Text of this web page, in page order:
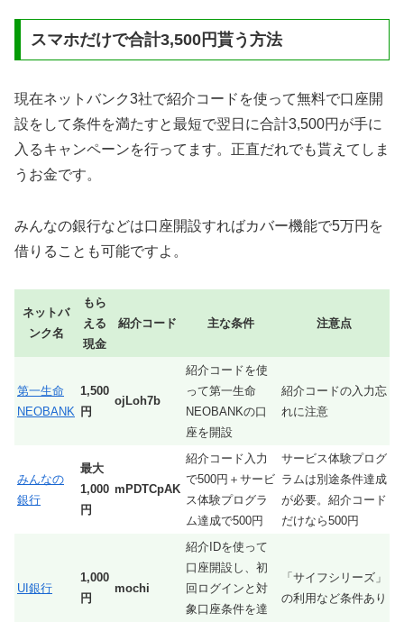
スマホだけで合計3,500円貰う方法
現在ネットバンク3社で紹介コードを使って無料で口座開
設をして条件を満たすと最短で翌日に合計3,500円が手に
入るキャンペーンを行ってます。正直だれでも貰えてしま
うお金です。
みんなの銀行などは口座開設すればカバー機能で5万円を
借りることも可能ですよ。
ネットバ
ンク名
もら
える
現金
紹介コード 主な条件 注意点
第一生命
NEOBANK
1,500
円
ojLoh7b
紹介コードを使
って第一生命
NEOBANKの口
座を開設
紹介コードの入力忘
れに注意
みんなの
銀行
最大
1,000
円
mPDTCpAK
紹介コード入力
で500円＋サービ
ス体験プログラ
ム達成で500円
サービス体験プログ
ラムは別途条件達成
が必要。紹介コード
だけなら500円
UI銀行
1,000
円
mochi
紹介IDを使って
口座開設し、初
回ログインと対
象口座条件を達
「サイフシリーズ」
の利用など条件あり